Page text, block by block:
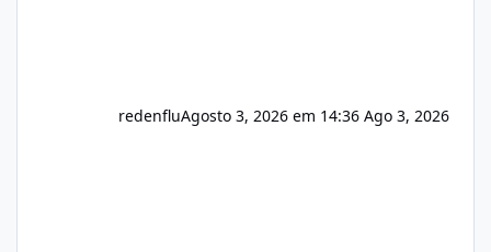
redenfluAgosto 3, 2026 em 14:36 Ago 3, 2026